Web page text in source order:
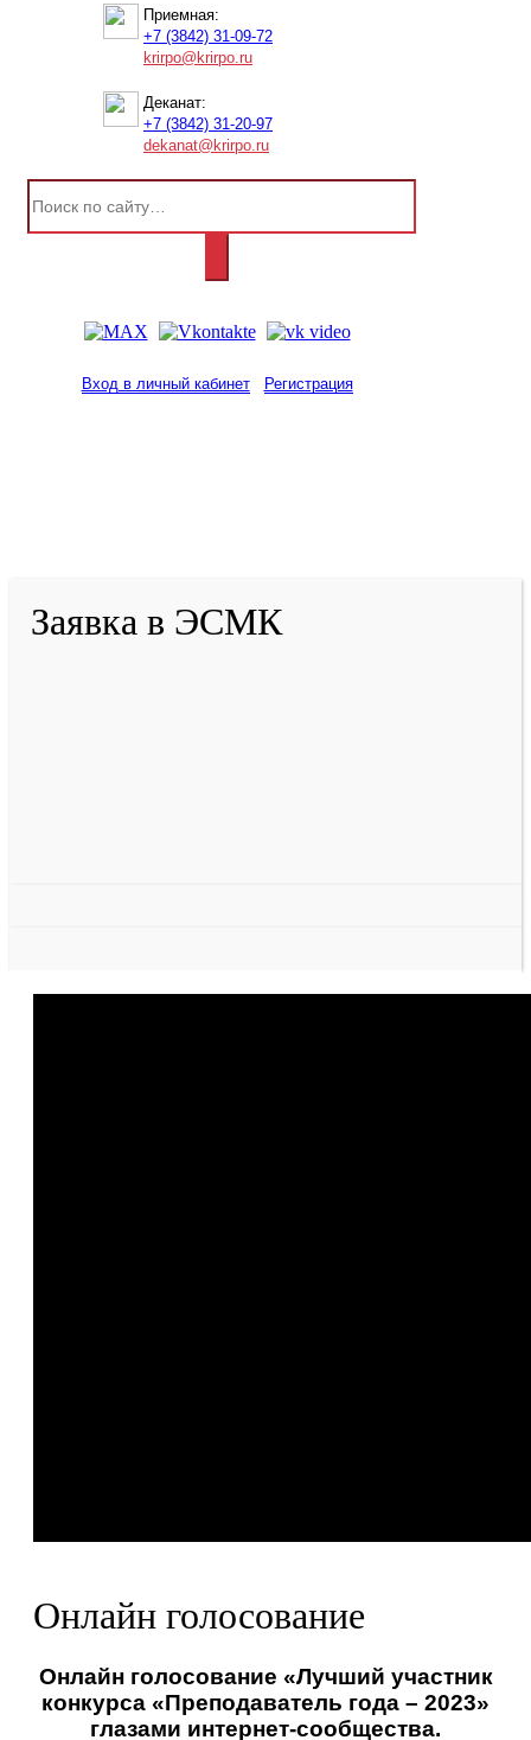
Приемная:
+7 (3842) 31-09-72
krirpo@krirpo.ru
Деканат:
+7 (3842) 31-20-97
dekanat@krirpo.ru
Вход в личный кабинет Регистрация
Заявка в ЭСМК
Онлайн голосование
Онлайн голосование «Лучший участник
конкурса «Преподаватель года – 2023»
глазами интернет-сообщества.